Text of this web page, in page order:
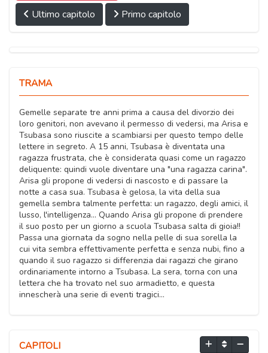
Ultimo capitolo
Primo capitolo
TRAMA
Gemelle separate tre anni prima a causa del divorzio dei
loro genitori, non avevano il permesso di vedersi, ma Arisa e
Tsubasa sono riuscite a scambiarsi per questo tempo delle
lettere in segreto. A 15 anni, Tsubasa è diventata una
ragazza frustrata, che è considerata quasi come un ragazzo
deliquente: quindi vuole diventare una "una ragazza carina".
Arisa gli propone di vedersi di nascosto e di passare la
notte a casa sua. Tsubasa è gelosa, la vita della sua
gemella sembra talmente perfetta: un ragazzo, degli amici, il
lusso, l'intelligenza... Quando Arisa gli propone di prendere
il suo posto per un giorno a scuola Tsubasa salta di gioia!!
Passa una giornata da sogno nella pelle di sua sorella la
cui vita sembra effettivamente perfetta e senza nubi, fino a
quando il suo ragazzo si differenzia dai ragazzi che girano
ordinariamente intorno a Tsubasa. La sera, torna con una
lettera che ha trovato nel suo armadietto, e questa
innescherà una serie di eventi tragici...
CAPITOLI